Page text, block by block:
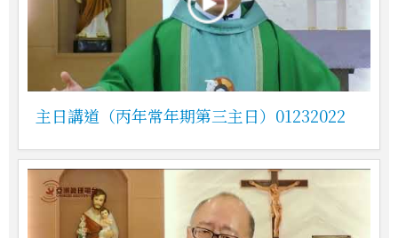
主日講道（丙年常年期第三主日）01232022